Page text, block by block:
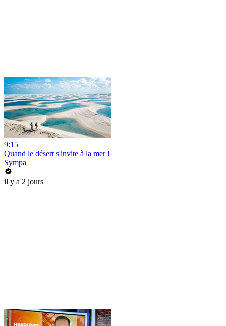
9:15
Quand le désert s'invite à la mer !
Sympa
il y a 2 jours